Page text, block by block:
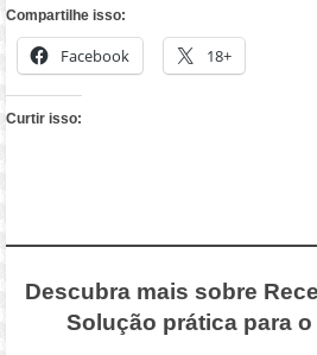
Compartilhe isso:
Facebook 18+
Curtir isso:
Descubra mais sobre
Solução prática para